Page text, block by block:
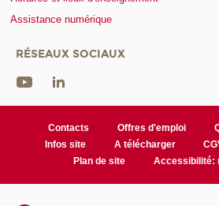
Assistance numérique
RÉSEAUX SOCIAUX
Contacts Offres d'emploi
Infos site
A télécharger
Plan de site
Accessibilité: